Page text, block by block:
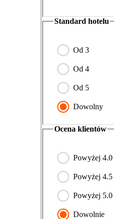
Standard hotelu
Od 3
Od 4
Od 5
Dowolny
Ocena klientów
Powyżej 4.0
Powyżej 4.5
Powyżej 5.0
Dowolnie